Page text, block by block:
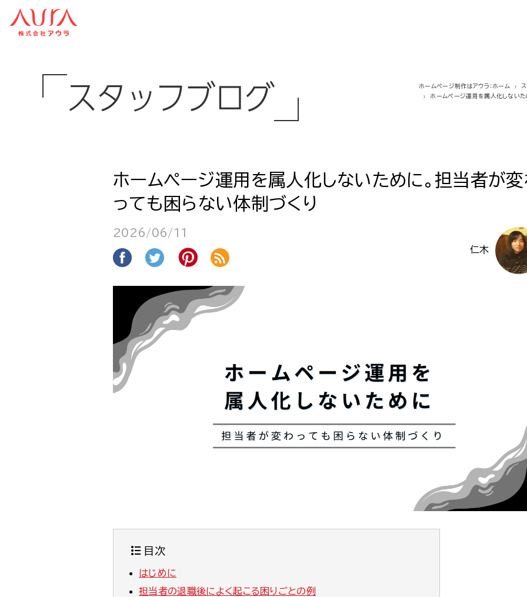
スタッフブログ ホームページ制作はアウラ：ホーム
ホームページ運用を属人化しない
ホームページ運用を属人化しないために。担当者が
っても困らない体制づくり
仁木
2026/06/11
目次
はじめに
担当者の退職後によく起こる困りごとの例